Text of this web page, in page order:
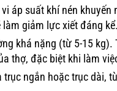
áp suất khí nén
giảm lực xiết đáng kể.
khá nặng (từ 5-15
thợ, đặc biệt khi làm
trục ngắn hoặc trục dài,